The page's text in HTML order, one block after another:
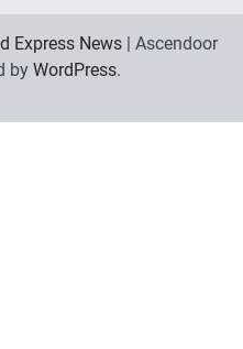
Express News | Ascendoor
by WordPress.